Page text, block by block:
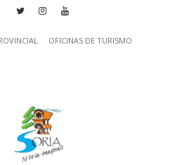
OFICINAS DE TURISMO